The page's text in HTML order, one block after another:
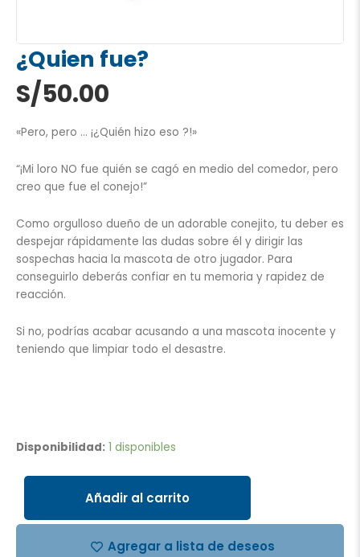
¿Quien fue?
S/50.00
«Pero, pero … ¡¿Quién hizo eso ?!»
“¡Mi loro NO fue quién se cagó en medio del comedor, pero
creo que fue el conejo!”
Como orgulloso dueño de un adorable conejito, tu deber es
despejar rápidamente las dudas sobre él y dirigir las
sospechas hacia la mascota de otro jugador. Para
conseguirlo deberás confiar en tu memoria y rapidez de
reacción.
Si no, podrías acabar acusando a una mascota inocente y
teniendo que limpiar todo el desastre.
Disponibilidad: 1 disponibles
fue?
cantidad
Añadir al carrito
Agregar a lista de deseos